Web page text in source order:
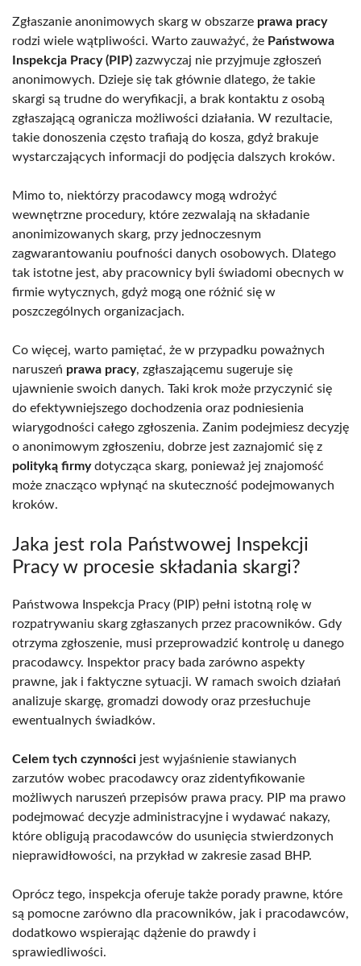
Zgłaszanie anonimowych skarg w obszarze prawa pracy
rodzi wiele wątpliwości. Warto zauważyć, że Państwowa
Inspekcja Pracy (PIP) zazwyczaj nie przyjmuje zgłoszeń
anonimowych. Dzieje się tak głównie dlatego, że takie
skargi są trudne do weryfikacji, a brak kontaktu z osobą
zgłaszającą ogranicza możliwości działania. W rezultacie,
takie donoszenia często trafiają do kosza, gdyż brakuje
wystarczających informacji do podjęcia dalszych kroków.
Mimo to, niektórzy pracodawcy mogą wdrożyć
wewnętrzne procedury, które zezwalają na składanie
anonimizowanych skarg, przy jednoczesnym
zagwarantowaniu poufności danych osobowych. Dlatego
tak istotne jest, aby pracownicy byli świadomi obecnych w
firmie wytycznych, gdyż mogą one różnić się w
poszczególnych organizacjach.
Co więcej, warto pamiętać, że w przypadku poważnych
naruszeń prawa pracy, zgłaszającemu sugeruje się
ujawnienie swoich danych. Taki krok może przyczynić się
do efektywniejszego dochodzenia oraz podniesienia
wiarygodności całego zgłoszenia. Zanim podejmiesz decyzję
o anonimowym zgłoszeniu, dobrze jest zaznajomić się z
polityką firmydotycząca skarg, ponieważ jej znajomość
może znacząco wpłynąć na skuteczność podejmowanych
kroków.
Jaka jest rola Państwowej Inspekcji
Pracy w procesie składania skargi?
Państwowa Inspekcja Pracy (PIP) pełni istotną rolę w
rozpatrywaniu skarg zgłaszanych przez pracowników. Gdy
otrzyma zgłoszenie, musi przeprowadzić kontrolę u danego
pracodawcy. Inspektor pracy bada zarówno aspekty
prawne, jak i faktyczne sytuacji. W ramach swoich działań
analizuje skargę, gromadzi dowody oraz przesłuchuje
ewentualnych świadków.
Celem tych czynności jest wyjaśnienie stawianych
zarzutów wobec pracodawcy oraz zidentyfikowanie
możliwych naruszeń przepisów prawa pracy. PIP ma prawo
podejmować decyzje administracyjne i wydawać nakazy,
które obligują pracodawców do usunięcia stwierdzonych
nieprawidłowości, na przykład w zakresie zasad BHP.
Oprócz tego, inspekcja oferuje także porady prawne, które
są pomocne zarówno dla pracowników, jak i pracodawców,
dodatkowo wspierając dążenie do prawdy i
sprawiedliwości.